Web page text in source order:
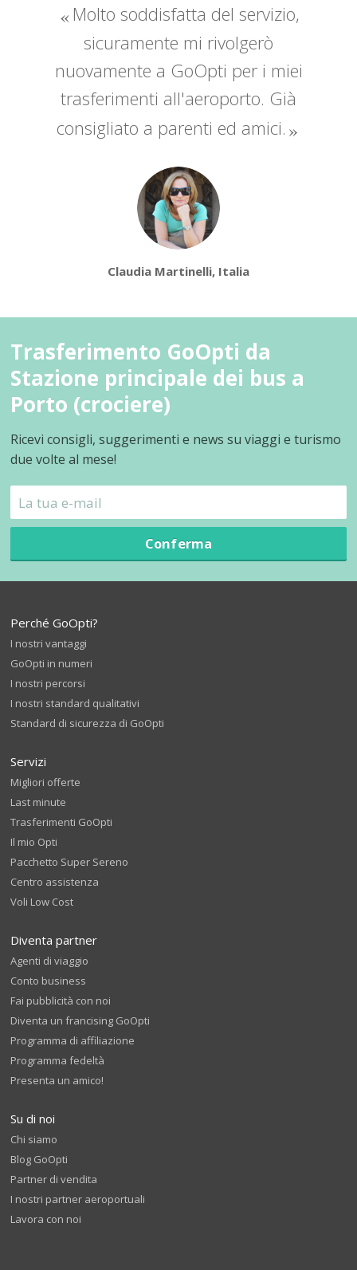
Molto soddisfatta del servizio,
sicuramente mi rivolgerò
nuovamente a GoOpti per i miei
trasferimenti all'aeroporto. Già
consigliato a parenti ed amici.
Claudia Martinelli, Italia
Trasferimento GoOpti da
Stazione principale dei bus a
Porto (crociere)
Ricevi consigli, suggerimenti e news su viaggi e turismo
due volte al mese!
Conferma
Perché GoOpti?
I nostri vantaggi
GoOpti in numeri
I nostri percorsi
I nostri standard qualitativi
Standard di sicurezza di GoOpti
Servizi
Migliori offerte
Last minute
Trasferimenti GoOpti
Il mio Opti
Pacchetto Super Sereno
Centro assistenza
Voli Low Cost
Diventa partner
Agenti di viaggio
Conto business
Fai pubblicità con noi
Diventa un francising GoOpti
Programma di affiliazione
Programma fedeltà
Presenta un amico!
Su di noi
Chi siamo
Blog GoOpti
Partner di vendita
I nostri partner aeroportuali
Lavora con noi